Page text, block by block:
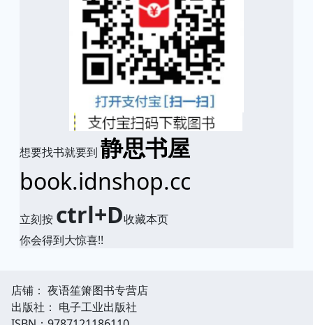
想要找书就要到 静思书屋
book.idnshop.cc
立刻按 ctrl+D收藏本页
你会得到大惊喜!!
店铺： 夜语笙箫图书专营店
出版社： 电子工业出版社